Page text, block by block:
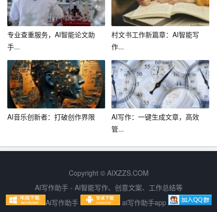
在实际使用过程中，AI写作助手表现出了较高的智能水
平。它能够准确理解用户的写作意图，并给出恰当的建
议。在句子改写和段落优化方面，助手的效果尤为显著，
让用户的写作过程更加高效。
3. 实时互动提升写作体验
实时互动功能让用户在写作过程中不再感到孤独，有了助
手的陪伴，用户可以更好地应对写作难题。通过与助手的
互动，用户可以学到更多的写作技巧和方法，提升自己的
4. 辅助教学功能
AI写作助手不仅适用于个人写作，还可以用于教学场景。
教师可以利用助手为学生提供实时的写作指导，帮助他们
提高写作能力。同时，助手还可以为学生提供丰富的写作
专业查重服务，AI智能论文助
手...
村文书工作新篇章：AI智能写
作...
AI音乐创新者：打破创作界限
AI写作：一键生成文章，高效
管...
Copyright © AIXZZS.COM
AI写作助手 - AI智能写作、创意文案、工作总结等
Ai写作助手
ai写作助手app